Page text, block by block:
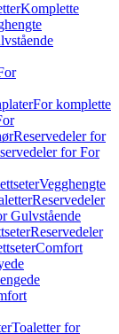
Komplette
For komplette
Reservedeler for
for For
Vegghengte
Reservedeler
Gulvstående
Reservedeler
Comfort
Toaletter for